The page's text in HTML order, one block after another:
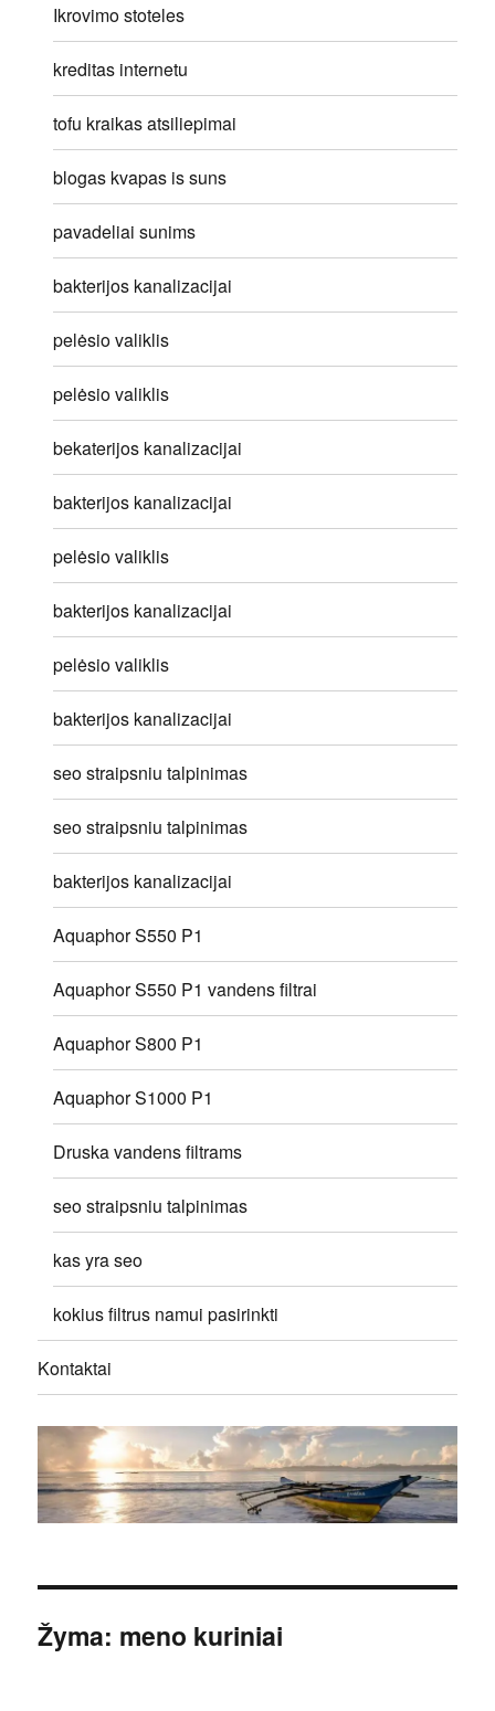
Ikrovimo stoteles
kreditas internetu
tofu kraikas atsiliepimai
blogas kvapas is suns
pavadeliai sunims
bakterijos kanalizacijai
pelėsio valiklis
pelėsio valiklis
bekaterijos kanalizacijai
bakterijos kanalizacijai
pelėsio valiklis
bakterijos kanalizacijai
pelėsio valiklis
bakterijos kanalizacijai
seo straipsniu talpinimas
seo straipsniu talpinimas
bakterijos kanalizacijai
Aquaphor S550 P1
Aquaphor S550 P1 vandens filtrai
Aquaphor S800 P1
Aquaphor S1000 P1
Druska vandens filtrams
seo straipsniu talpinimas
kas yra seo
kokius filtrus namui pasirinkti
Kontaktai
Žyma: meno kuriniai